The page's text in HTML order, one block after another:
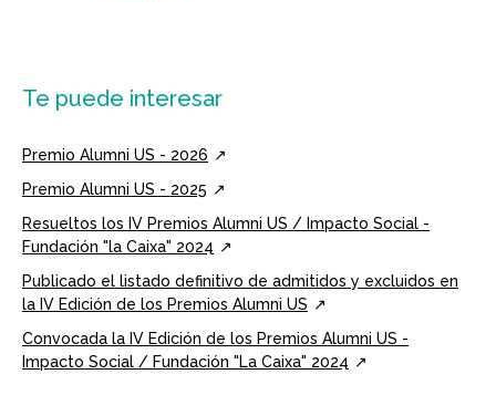
Te puede interesar
Premio Alumni US - 2026
Premio Alumni US - 2025
Resueltos los IV Premios Alumni US / Impacto Social -
Fundación "la Caixa" 2024
Publicado el listado definitivo de admitidos y excluidos en
la IV Edición de los Premios Alumni US
Convocada la IV Edición de los Premios Alumni US -
Impacto Social / Fundación "La Caixa" 2024